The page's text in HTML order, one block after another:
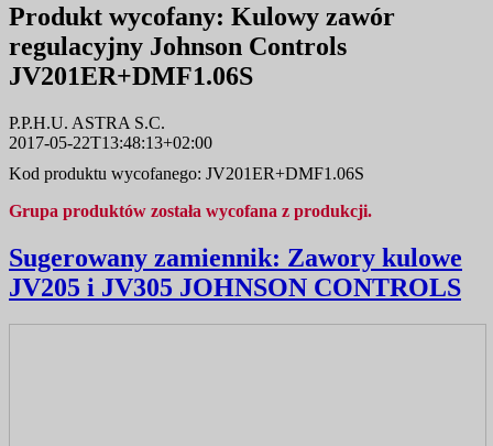
Produkt wycofany: Kulowy zawór
regulacyjny Johnson Controls
JV201ER+DMF1.06S
P.P.H.U. ASTRA S.C.
2017-05-22T13:48:13+02:00
Kod produktu wycofanego: JV201ER+DMF1.06S
Grupa produktów została wycofana z produkcji.
Sugerowany zamiennik: Zawory kulowe
JV205 i JV305 JOHNSON CONTROLS